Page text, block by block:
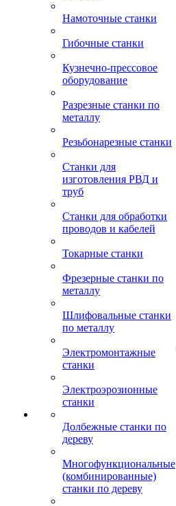
Намоточные станки
Гибочные станки
Кузнечно-прессовое
оборудование
Разрезные станки по
металлу
Резьбонарезные станки
Станки для
изготовления РВД и
труб
Станки для обработки
проводов и кабелей
Токарные станки
Фрезерные станки по
металлу
Шлифовальные станки
по металлу
Электромонтажные
станки
Электроэрозионные
станки
Долбежные станки по
дереву
Многофункциональные
(комбинированные)
станки по дереву